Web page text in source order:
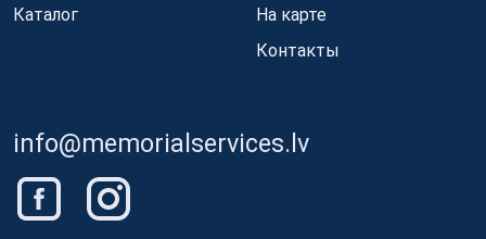
Каталог
На карте
Контакты
info@memorialservices.lv